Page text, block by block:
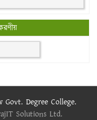
Degree College.
Solutions Ltd.